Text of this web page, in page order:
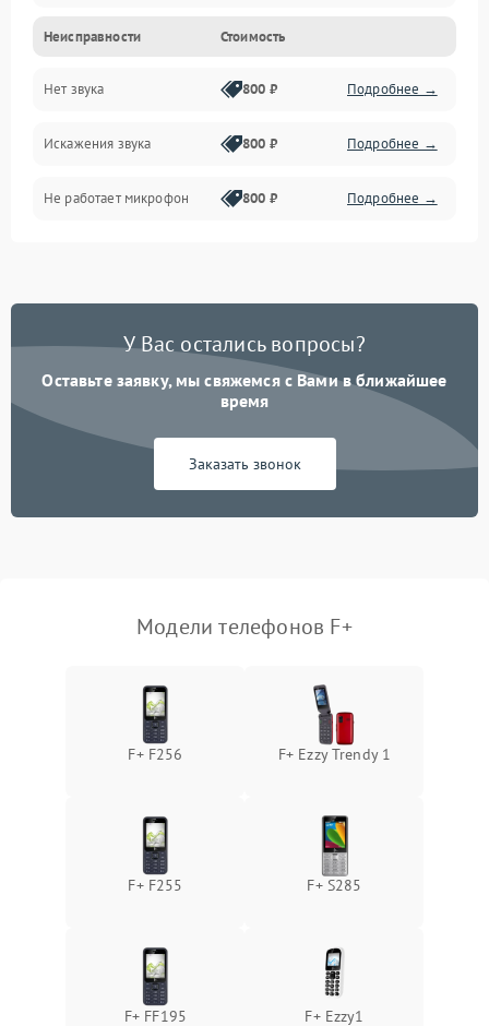
Управление
ПО
Связь
Корпус/Герметичность
Неисправности Стоимость
Нет звука 800 ₽ Подробнее →
Искажения звука 800 ₽ Подробнее →
Не работает микрофон 800 ₽ Подробнее →
У Вас остались вопросы?
Оставьте заявку, мы свяжемся с Вами в ближайшее
время
Заказать звонок
Модели телефонов F+
F+ F256 F+ Ezzy Trendy 1
F+ F255 F+ S285
F+ FF195 F+ Ezzy1